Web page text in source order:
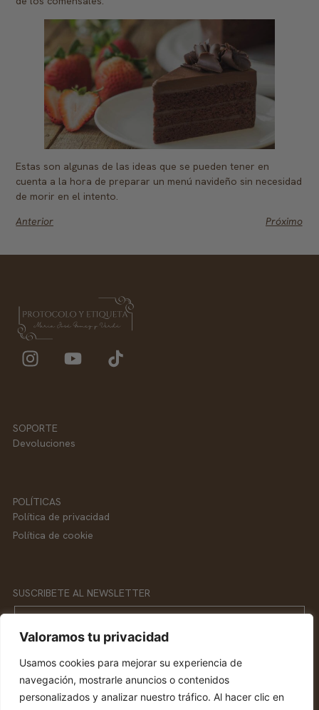
Valoramos tu privacidad
Usamos cookies para mejorar su experiencia de
navegación, mostrarle anuncios o contenidos
personalizados y analizar nuestro tráfico. Al hacer clic en
Estas son algunas de las ideas que se pueden tener en
cuenta a la hora de preparar un menú navideño sin necesidad
de morir en el intento.
Anterior
Próximo
SOPORTE
Devoluciones
POLÍTICAS
Política de privacidad
Política de cookie
SUSCRIBETE AL NEWSLETTER
Email
SUSCRIBETE